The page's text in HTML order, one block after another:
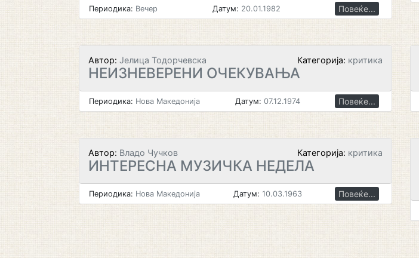
Периодика: Вечер Датум: 20.01.1982 Повеќе...
Автор: Јелица Тодорчевска Категорија: критика
НЕИЗНЕВЕРЕНИ ОЧЕКУВАЊА
Периодика: Нова Македонија Датум: 07.12.1974 Повеќе...
Автор: Владо Чучков Категорија: критика
ИНТЕРЕСНА МУЗИЧКА НЕДЕЛА
Периодика: Нова Македонија Датум: 10.03.1963 Повеќе...